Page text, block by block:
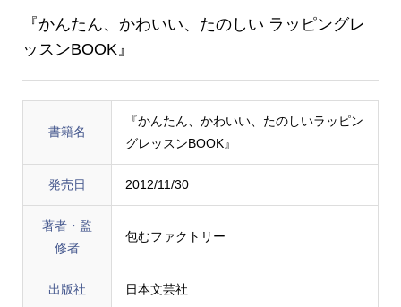
『かんたん、かわいい、たのしい ラッピングレ
ッスンBOOK』
書籍名
『かんたん、かわいい、たのしいラッピン
グレッスンBOOK』
発売日 2012/11/30
著者・監
修者
包むファクトリー
出版社 日本文芸社